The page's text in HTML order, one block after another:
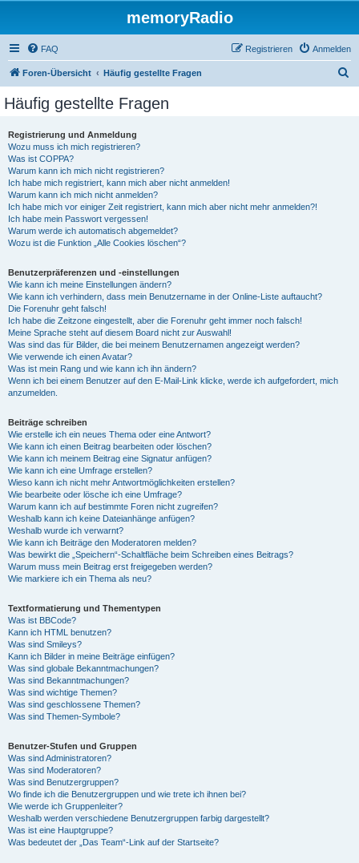
memoryRadio
FAQ Anmelden
Registrieren
Foren-Übersicht Häufig gestellte Fragen
Häufig gestellte Fragen
Registrierung und Anmeldung
Wozu muss ich mich registrieren?
Was ist COPPA?
Warum kann ich mich nicht registrieren?
Ich habe mich registriert, kann mich aber nicht anmelden!
Warum kann ich mich nicht anmelden?
Ich habe mich vor einiger Zeit registriert, kann mich aber nicht mehr anmelden?!
Ich habe mein Passwort vergessen!
Warum werde ich automatisch abgemeldet?
Wozu ist die Funktion „Alle Cookies löschen“?
Benutzerpräferenzen und -einstellungen
Wie kann ich meine Einstellungen ändern?
Wie kann ich verhindern, dass mein Benutzername in der Online-Liste auftaucht?
Die Forenuhr geht falsch!
Ich habe die Zeitzone eingestellt, aber die Forenuhr geht immer noch falsch!
Meine Sprache steht auf diesem Board nicht zur Auswahl!
Was sind das für Bilder, die bei meinem Benutzernamen angezeigt werden?
Wie verwende ich einen Avatar?
Was ist mein Rang und wie kann ich ihn ändern?
Wenn ich bei einem Benutzer auf den E-Mail-Link klicke, werde ich aufgefordert, mich
anzumelden.
Beiträge schreiben
Wie erstelle ich ein neues Thema oder eine Antwort?
Wie kann ich einen Beitrag bearbeiten oder löschen?
Wie kann ich meinem Beitrag eine Signatur anfügen?
Wie kann ich eine Umfrage erstellen?
Wieso kann ich nicht mehr Antwortmöglichkeiten erstellen?
Wie bearbeite oder lösche ich eine Umfrage?
Warum kann ich auf bestimmte Foren nicht zugreifen?
Weshalb kann ich keine Dateianhänge anfügen?
Weshalb wurde ich verwarnt?
Wie kann ich Beiträge den Moderatoren melden?
Was bewirkt die „Speichern“-Schaltfläche beim Schreiben eines Beitrags?
Warum muss mein Beitrag erst freigegeben werden?
Wie markiere ich ein Thema als neu?
Textformatierung und Thementypen
Was ist BBCode?
Kann ich HTML benutzen?
Was sind Smileys?
Kann ich Bilder in meine Beiträge einfügen?
Was sind globale Bekanntmachungen?
Was sind Bekanntmachungen?
Was sind wichtige Themen?
Was sind geschlossene Themen?
Was sind Themen-Symbole?
Benutzer-Stufen und Gruppen
Was sind Administratoren?
Was sind Moderatoren?
Was sind Benutzergruppen?
Wo finde ich die Benutzergruppen und wie trete ich ihnen bei?
Wie werde ich Gruppenleiter?
Weshalb werden verschiedene Benutzergruppen farbig dargestellt?
Was ist eine Hauptgruppe?
Was bedeutet der „Das Team“-Link auf der Startseite?